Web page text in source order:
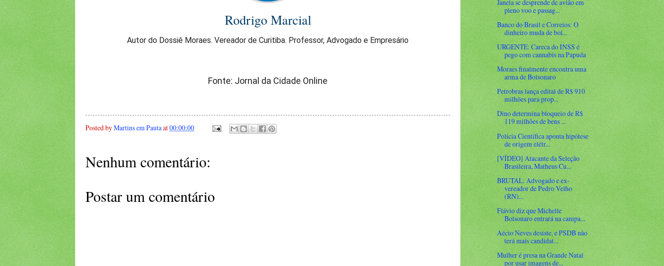
Rodrigo Marcial
Autor do Dossiê Moraes. Vereador de Curitiba. Professor, Advogado e Empresário
Fonte: Jornal da Cidade Online
Posted byMartins em Pautaat00:00:00
Nenhum comentário:
Postar um comentário
Janela se desprende de avião em
pleno voo e passag...
Banco do Brasil e Correios: O
dinheiro muda de bol...
URGENTE: Careca do INSS é
pego com cannabis na Papuda
Moraes finalmente encontra uma
arma de Bolsonaro
Petrobras lança edital de R$ 910
milhões para prop...
Dino determina bloqueio de R$
119 milhões de bens ...
Polícia Científica aponta hipótese
de origem elétr...
[VÍDEO] Atacante da Seleção
Brasileira, Matheus Cu...
BRUTAL: Advogado e ex-
vereador de Pedro Velho
(RN)...
Flávio diz que Michelle
Bolsonaro entrará na campa...
Aécio Neves desiste, e PSDB não
terá mais candidat...
Mulher é presa na Grande Natal
por usar imagens de...